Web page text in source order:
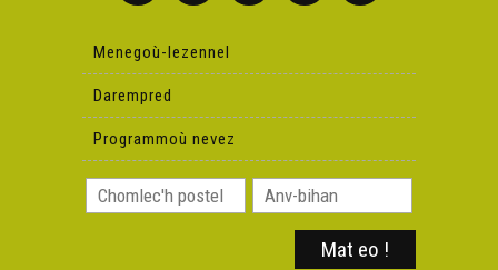
Menegoù-lezennel
Darempred
Programmoù nevez